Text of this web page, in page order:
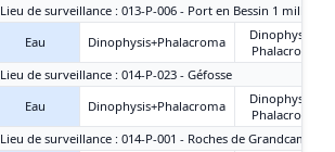
Lieu de surveillance : 013-P-006 - Port en Bessin 1 mille
Eau
Dinophysis+Phalacroma
Dinophysis +
Phalacroma
Lieu de surveillance : 014-P-023 - Géfosse
Eau
Dinophysis+Phalacroma
Dinophysis +
Phalacroma
Lieu de surveillance : 014-P-001 - Roches de Grandcamp